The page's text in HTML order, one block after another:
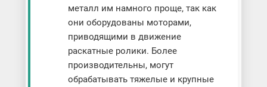
металл им намного проще, так как
они оборудованы моторами,
приводящими в движение
раскатные ролики. Более
производительны, могут
обрабатывать тяжелые и крупные